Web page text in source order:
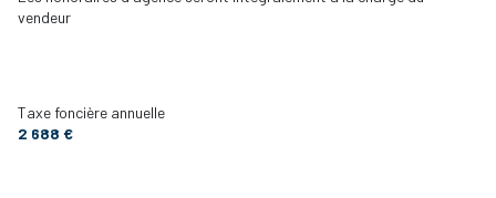
2 niveau(x)
vendeur
Taxe foncière annuelle
2 688 €